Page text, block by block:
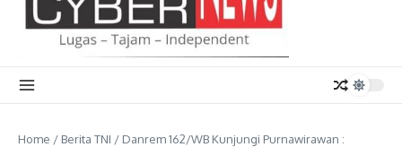
Home / Berita TNI / Danrem 162/WB Kunjungi Purnawirawan :